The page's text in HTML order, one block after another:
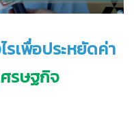
รเพื่อประหยัดค่า
รษฐกิจ